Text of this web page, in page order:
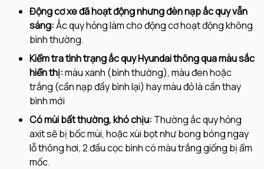
Động cơ xe đã hoạt động nhưng đèn nạp ắc quy vẫn
sáng:Ắc quy hỏng làm cho động cơ hoạt động không
bình thường.
Kiểm tra tình trạng ắc quy Hyundai thông qua màu sắc
hiển thị:màu xanh (bình thường), màu đen hoặc
trắng (cần nạp đầy bình lại) hay màu đỏ là cần thay
bình mới
Có mùi bất thường, khó chịu: Thường ắc quy hỏng
axit sẽ bị bốc mùi, hoặc xùi bọt như bong bóng ngay
lỗ thông hơi, 2 đầu cọc bình có màu trắng giống bị ẩm
mốc.